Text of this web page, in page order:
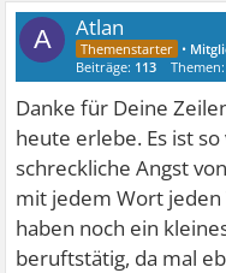
A Atlan
•
Beiträge: 113
Danke für Deine
heute erlebe. Es ist
schreckliche Angst
mit jedem Wort jeden
haben noch ein
beruftstätig, da mal